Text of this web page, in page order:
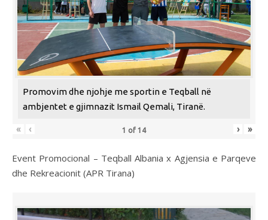
Promovim dhe njohje me sportin e Teqball në
ambjentet e gjimnazit Ismail Qemali, Tiranë.
« ‹ 1 of 14 › »
Event Promocional – Teqball Albania x Agjensia e Parqeve
dhe Rekreacionit (APR Tirana)